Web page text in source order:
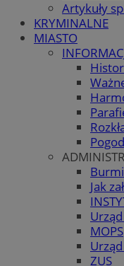
Artykuły
KRYMINALNE
MIASTO
Jak
MOPS
ZUS